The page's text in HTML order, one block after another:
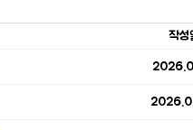
작성